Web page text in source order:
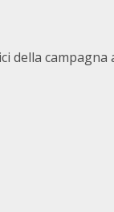
della campagna